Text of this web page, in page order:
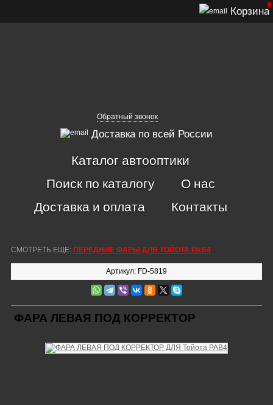
Обратный звонок
Доставка по всей России
Корзина
0
Каталог автооптики
Поиск по каталогу
О нас
Доставка и оплата
Контакты
СМОТРЕТЬ ЕЩЕ: ПЕРЕДНИЕ ФАРЫ ДЛЯ ТОЙОТА РАВ4
Артикул: FD-5819
ФАРА ЛЕВАЯ ПОД КОРРЕКТОР